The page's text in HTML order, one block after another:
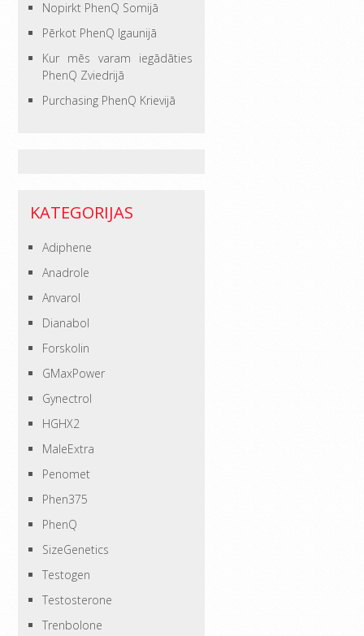
Nopirkt PhenQ Somijā
Pērkot PhenQ Igaunijā
Kur mēs varam iegādāties
PhenQ Zviedrijā
Purchasing PhenQ Krievijā
KATEGORIJAS
Adiphene
Anadrole
Anvarol
Dianabol
Forskolin
GMaxPower
Gynectrol
HGHX2
MaleExtra
Penomet
Phen375
PhenQ
SizeGenetics
Testogen
Testosterone
Trenbolone